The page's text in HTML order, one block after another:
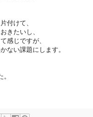
付けて、
きたいし、
感じですが、
ない課題にします。